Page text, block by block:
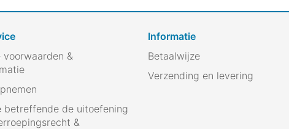
voorwaarden &
betreffende de uitoefening
&
Informatie
Betaalwijze
Verzending en levering